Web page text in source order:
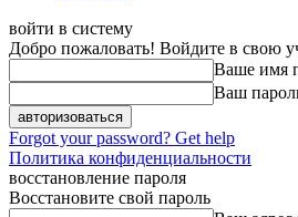
войти в систему
Добро пожаловать! Войдите в свою
Ваше имя
Ваш
Forgot your password? Get help
Политика конфиденциальности
восстановление пароля
Восстановите свой пароль